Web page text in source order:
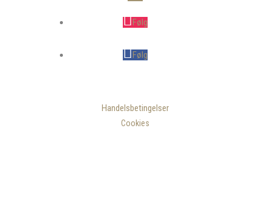
Følg
Følg
Handelsbetingelser
Cookies